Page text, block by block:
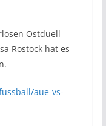
Ostduell
Rostock hat es
aue-vs-